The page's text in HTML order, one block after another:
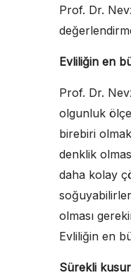
Prof. Dr.
Evliliğin en
Prof. Dr.
olgunluk
birebiri
denklik
daha kolay
olması
Evliliğin en
Sürekli